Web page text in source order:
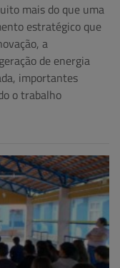
mais do que uma
estratégico que
a
de energia
importantes
o trabalho